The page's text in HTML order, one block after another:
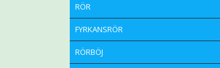
RÖR
FYRKANSRÖR
RÖRBÖJ